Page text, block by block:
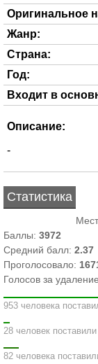
Оригинальное
Жанр:
Страна:
Год:
Входит в
Описание:
-
Статистика
Баллы: 3972
Средний балл: 2.37
Проголосовало:
Голосов за
953 человека
28 человек
82 человека